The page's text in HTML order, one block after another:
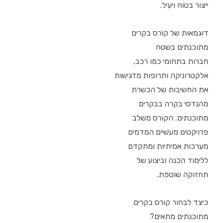
ייצור בטוח ויעיל.
דוגמאות של קורס בקרים
מתוכנתים בשטח
חברות בתחומי כמו רכב,
אלקטרוניקה ותרופות מדגישות
את החשיבות של הכשרת
מהנדסי בקרה בבקרים
מתוכנתים. הקורס משלב
פרויקטים מעשיים המדמים
מערכות אמיתיות ומתקדם
ללימוד הכנה וביצוע של
תחזוקה שוטפת.
כיצד לבחור קורס בקרים
מתוכנתים מתאים?